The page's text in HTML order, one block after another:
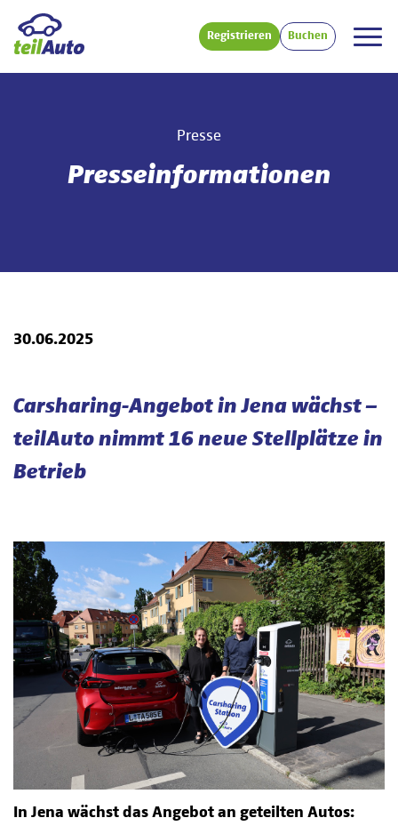
Registrieren Buchen
Presse
Presseinformationen
30.06.2025
Carsharing-Angebot in Jena wächst –
teilAuto nimmt 16 neue Stellplätze in
Betrieb
In Jena wächst das Angebot an geteilten Autos: